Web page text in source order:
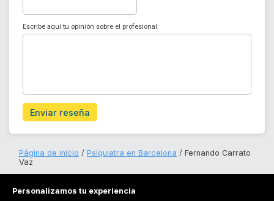
Escribe aquí tu opinión sobre el profesional:
Enviar reseña
Página de inicio Psiquiatra en Barcelona
Fernando Carrato
Vaz
Personalizamos tu experiencia